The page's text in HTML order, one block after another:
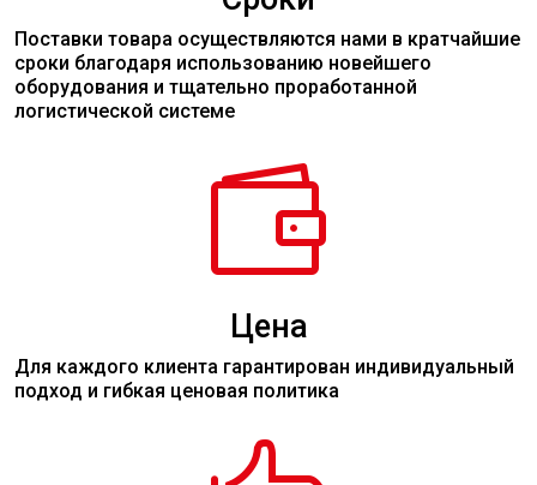
Поставки товара осуществляются нами в кратчайшие
сроки благодаря использованию новейшего
оборудования и тщательно проработанной
логистической системе

Цена
Для каждого клиента гарантирован индивидуальный
подход и гибкая ценовая политика